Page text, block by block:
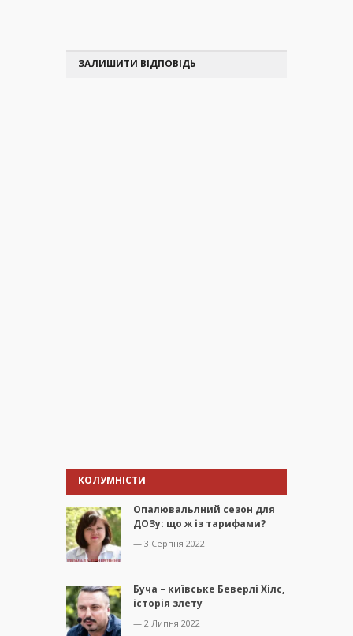
ЗАЛИШИТИ ВІДПОВІДЬ
КОЛУМНІСТИ
Опалювальлний сезон для
ДОЗу: що ж із тарифами?
— 3 Серпня 2022
Буча – київське Беверлі Хілс,
історія злету
— 2 Липня 2022